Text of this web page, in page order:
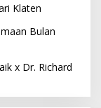
Klaten
Bulan
x Dr. Richard